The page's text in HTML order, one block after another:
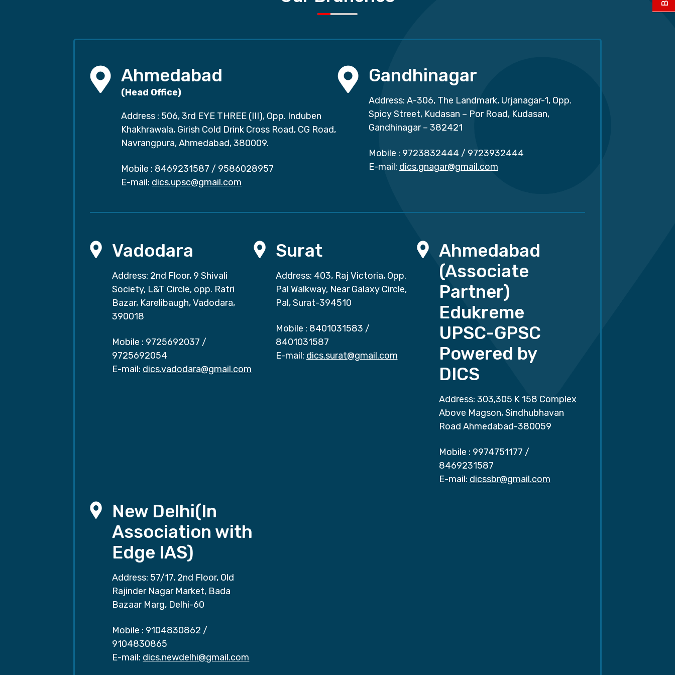
Ahmedabad
(Head Office)
Address : 506, 3rd EYE THREE (III), Opp. Induben
Khakhrawala, Girish Cold Drink Cross Road, CG Road,
Navrangpura, Ahmedabad, 380009.
Mobile : 8469231587 / 9586028957
E-mail: dics.upsc@gmail.com
Gandhinagar
Address: A-306, The Landmark, Urjanagar-1, Opp.
Spicy Street, Kudasan – Por Road, Kudasan,
Gandhinagar – 382421
Mobile : 9723832444 / 9723932444
E-mail: dics.gnagar@gmail.com
Vadodara
Address: 2nd Floor, 9 Shivali
Society, L&T Circle, opp. Ratri
Bazar, Karelibaugh, Vadodara,
390018
Mobile : 9725692037 /
9725692054
E-mail: dics.vadodara@gmail.com
Surat
Address: 403, Raj Victoria, Opp.
Pal Walkway, Near Galaxy Circle,
Pal, Surat-394510
Mobile : 8401031583 /
8401031587
E-mail: dics.surat@gmail.com
Ahmedabad
(Associate
Partner)
Edukreme
UPSC-GPSC
Powered by
DICS
Address: 303,305 K 158 Complex
Above Magson, Sindhubhavan
Road Ahmedabad-380059
Mobile : 9974751177 /
8469231587
E-mail: dicssbr@gmail.com
New Delhi(In
Association with
Edge IAS)
Address: 57/17, 2nd Floor, Old
Rajinder Nagar Market, Bada
Bazaar Marg, Delhi-60
Mobile : 9104830862 /
9104830865
E-mail: dics.newdelhi@gmail.com